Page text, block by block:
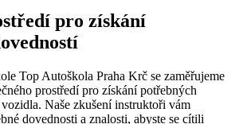
pro ⁣získání
Top Autoškola‌ Praha Krč se zaměřujeme
⁣prostředí pro získání potřebných
Naše⁢ zkušení ‌instruktoři vám
dovednosti a znalosti, abyste se cítili